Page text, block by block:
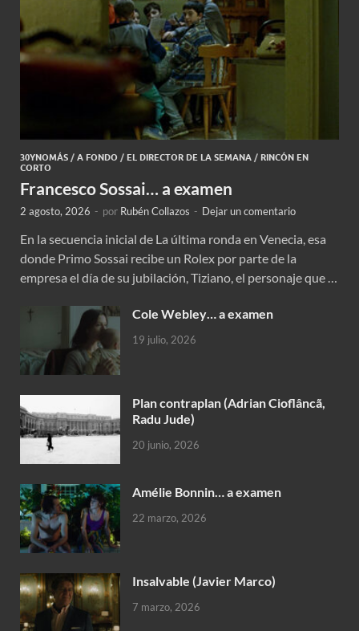
30YNOMÁS / A FONDO / EL DIRECTOR DE LA SEMANA / RINCÓN EN
CORTO
Francesco Sossai… a examen
2 agosto, 2026 - por Rubén Collazos - Dejar un comentario
En la secuencia inicial de La última ronda en Venecia, esa
donde Primo Sossai recibe un Rolex por parte de la
empresa el día de su jubilación, Tiziano, el personaje que …
Cole Webley… a examen
19 julio, 2026
Plan contraplan (Adrian Cioflâncã,
Radu Jude)
20 junio, 2026
Amélie Bonnin… a examen
22 marzo, 2026
Insalvable (Javier Marco)
7 marzo, 2026